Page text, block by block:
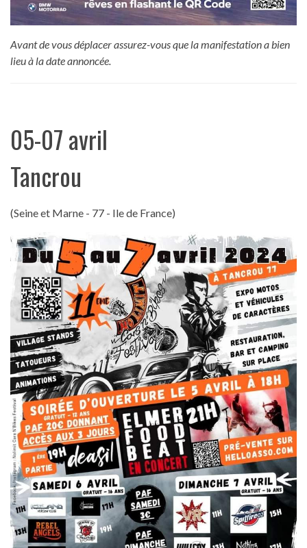
Avant de vous déplacer assurez-vous que la manifestation a bien
lieu à la date annoncée.
05-07 avril
Tancrou
(Seine et Marne - 77 - Ile de France)